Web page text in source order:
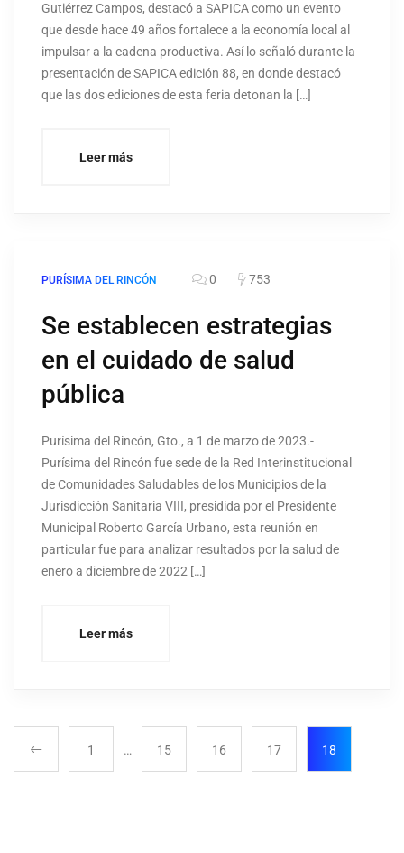
Gutiérrez Campos, destacó a SAPICA como un evento
que desde hace 49 años fortalece a la economía local al
impulsar a la cadena productiva. Así lo señaló durante la
presentación de SAPICA edición 88, en donde destacó
que las dos ediciones de esta feria detonan la […]
Leer más
PURÍSIMA DEL RINCÓN 0 753
Se establecen estrategias
en el cuidado de salud
pública
Purísima del Rincón, Gto., a 1 de marzo de 2023.-
Purísima del Rincón fue sede de la Red Interinstitucional
de Comunidades Saludables de los Municipios de la
Jurisdicción Sanitaria VIII, presidida por el Presidente
Municipal Roberto García Urbano, esta reunión en
particular fue para analizar resultados por la salud de
enero a diciembre de 2022 […]
Leer más
1 … 15 16 17 18